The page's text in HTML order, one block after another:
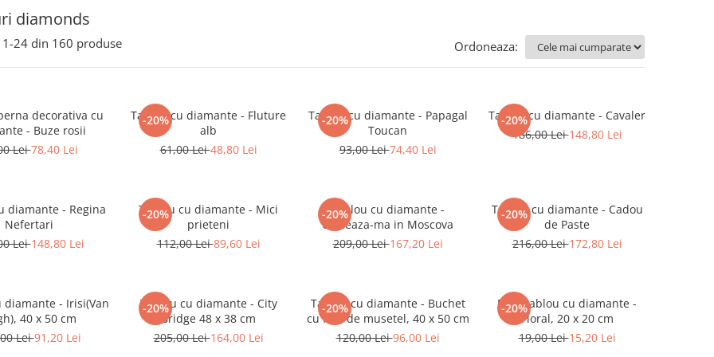
diamonds
1-24 din 160 produse Ordoneaza:
decorativa cu
- Buze rosii
Lei78,40 Lei
-20%
Tablou cu diamante - Fluture
alb
61,00 Lei48,80 Lei
-20%
Tablou cu diamante - Papagal
Toucan
93,00 Lei74,40 Lei
-20%
Tablou cu diamante - Cavaler
186,00 Lei148,80 Lei
diamante - Regina
Nefertari
Lei148,80 Lei
-20%
Tablou cu diamante - Mici
prieteni
112,00 Lei89,60 Lei
-20%
Tablou cu diamante -
Urmeaza-ma in Moscova
209,00 Lei167,20 Lei
-20%
Tablou cu diamante - Cadou
de Paste
216,00 Lei172,80 Lei
diamante - Irisi(Van
40 x 50 cm
Lei91,20 Lei
-20%
Tablou cu diamante - City
Bridge 48 x 38 cm
205,00 Lei164,00 Lei
-20%
Tablou cu diamante - Buchet
cu flori de musetel, 40 x 50 cm
120,00 Lei96,00 Lei
-20%
Mini-tablou cu diamante -
Floral, 20 x 20 cm
19,00 Lei15,20 Lei